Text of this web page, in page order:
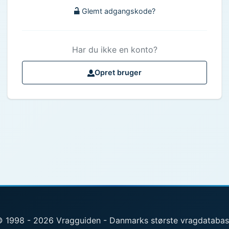
Glemt adgangskode?
Har du ikke en konto?
Opret bruger
1998 - 2026 Vragguiden - Danmarks største